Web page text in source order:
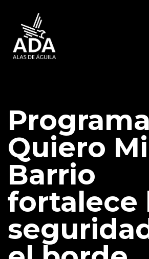
Programa
Quiero Mi
Barrio
fortalece